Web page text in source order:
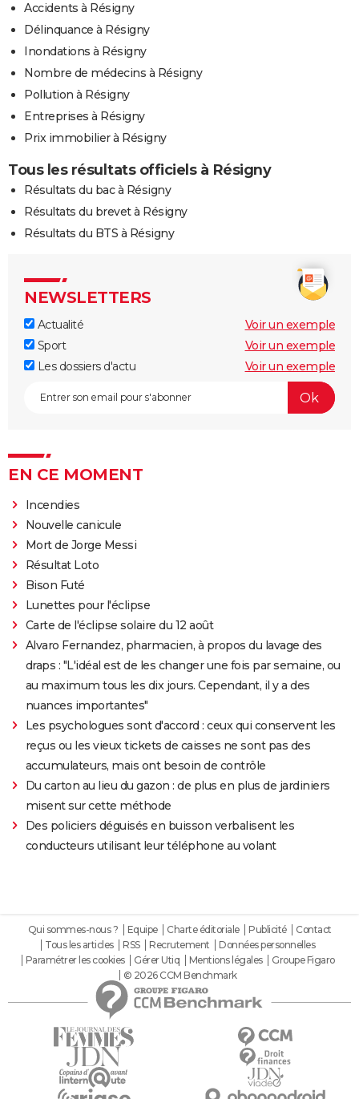
Accidents à Résigny
Délinquance à Résigny
Inondations à Résigny
Nombre de médecins à Résigny
Pollution à Résigny
Entreprises à Résigny
Prix immobilier à Résigny
Tous les résultats officiels à Résigny
Résultats du bac à Résigny
Résultats du brevet à Résigny
Résultats du BTS à Résigny
NEWSLETTERS
Actualité
Voir un exemple
Sport
Voir un exemple
Les dossiers d'actu
Voir un exemple
EN CE MOMENT
Incendies
Nouvelle canicule
Mort de Jorge Messi
Résultat Loto
Bison Futé
Lunettes pour l'éclipse
Carte de l'éclipse solaire du 12 août
Alvaro Fernandez, pharmacien, à propos du lavage des
draps : "L'idéal est de les changer une fois par semaine, ou
au maximum tous les dix jours. Cependant, il y a des
nuances importantes"
Les psychologues sont d'accord : ceux qui conservent les
reçus ou les vieux tickets de caisses ne sont pas des
accumulateurs, mais ont besoin de contrôle
Du carton au lieu du gazon : de plus en plus de jardiniers
misent sur cette méthode
Des policiers déguisés en buisson verbalisent les
conducteurs utilisant leur téléphone au volant
Qui sommes-nous ? Equipe Charte éditoriale Publicité
Contact
Tous les articles
RSS Recrutement
Données personnelles
Paramétrer les cookies
Gérer Utiq Mentions légales
Groupe Figaro
© 2026 CCM Benchmark